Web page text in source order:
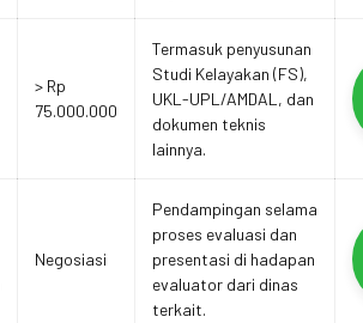
> Rp
75.000.000
Termasuk penyusunan
Studi Kelayakan (FS),
UKL-UPL/AMDAL, dan
dokumen teknis
lainnya.
Negosiasi
Pendampingan selama
proses evaluasi dan
presentasi di hadapan
evaluator dari dinas
terkait.